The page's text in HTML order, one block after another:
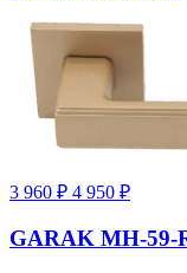
3 960 ₽ 4 950 ₽
GARAK MH-59-